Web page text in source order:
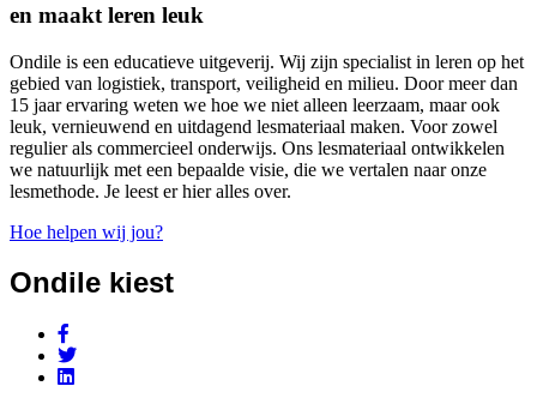
en maakt leren leuk
Ondile is een educatieve uitgeverij. Wij zijn specialist in leren op het
gebied van logistiek, transport, veiligheid en milieu. Door meer dan
15 jaar ervaring weten we hoe we niet alleen leerzaam, maar ook
leuk, vernieuwend en uitdagend lesmateriaal maken. Voor zowel
regulier als commercieel onderwijs. Ons lesmateriaal ontwikkelen
we natuurlijk met een bepaalde visie, die we vertalen naar onze
lesmethode. Je leest er hier alles over.
Hoe helpen wij jou?
Ondile kiest